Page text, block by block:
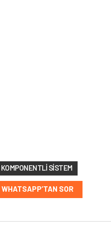
SISTEM
WHATSAPP’TAN SOR